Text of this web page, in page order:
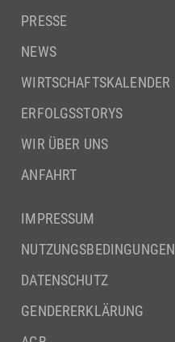
PRESSE
NEWS
WIRTSCHAFTSKALENDER
ERFOLGSSTORYS
WIR ÜBER UNS
ANFAHRT
IMPRESSUM
NUTZUNGSBEDINGUNGEN
DATENSCHUTZ
GENDERERKLÄRUNG